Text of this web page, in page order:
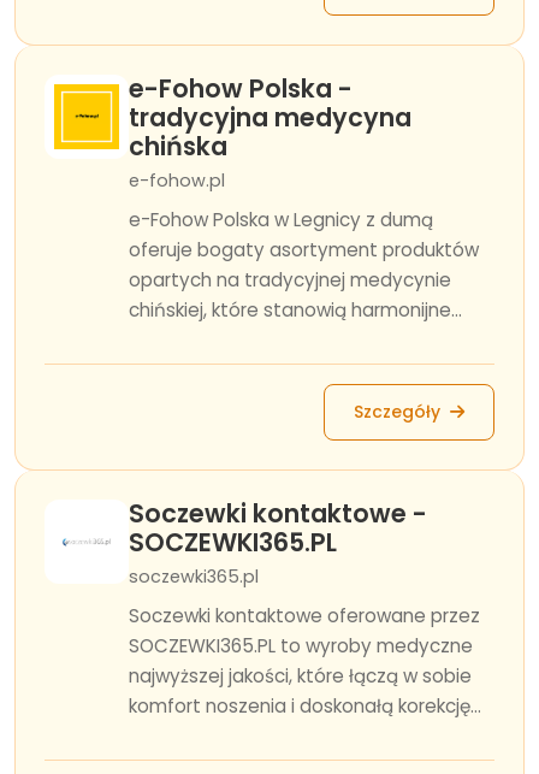
e-Fohow Polska -
tradycyjna medycyna
chińska
e-fohow.pl
e-Fohow Polska w Legnicy z dumą
oferuje bogaty asortyment produktów
opartych na tradycyjnej medycynie
chińskiej, które stanowią harmonijne...
Szczegóły
Soczewki kontaktowe -
SOCZEWKI365.PL
soczewki365.pl
Soczewki kontaktowe oferowane przez
SOCZEWKI365.PL to wyroby medyczne
najwyższej jakości, które łączą w sobie
komfort noszenia i doskonałą korekcję...